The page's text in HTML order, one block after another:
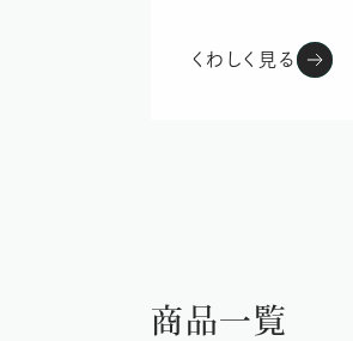
くわしく見る
商品一覧